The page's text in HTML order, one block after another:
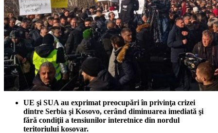
UE şi SUA au exprimat preocupări în privinţa crizei
dintre Serbia şi Kosovo, cerând diminuarea imediată şi
fără condiţii a tensiunilor interetnice din nordul
teritoriului kosovar.